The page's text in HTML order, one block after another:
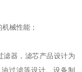
械性能；
滤器，滤芯产品设计为
过滤等设计、设备制